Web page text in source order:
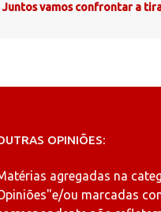
Juntos vamos confrontar a
OPINIÕES:
agregadas na
e/ou marcadas